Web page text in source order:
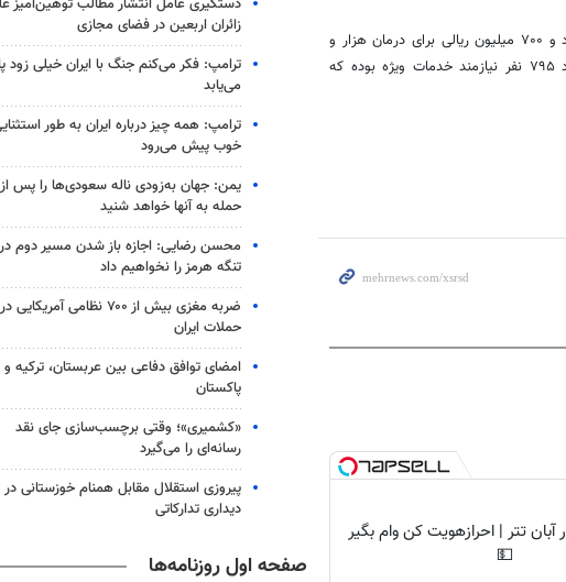
علی اصغر امیری قائم مقام کمیته امداد نیز از هزینه کرد بیش از پنج میلیارد و ۷۰۰ میلیون ریالی برای درمان هزار و
۴۷۵ بیمار صعب العلاج تحت حمایت خبر داد و گفت: از مجموع این تعداد ۷۹۵ نفر نیازمند خدمات ویژه بوده که
تتر | احرازهویت کن وام بگیر
💵
زائران اربعین در فضای مجازی
ترامپ: فکر می‌کنم جنگ با ایران خیلی زود
می‌یابد
ترامپ: همه چیز درباره ایران به طور
خوب پیش می‌رود
یمن: جهان به‌زودی ناله سعودی‌ها را پس از
حمله به آنها خواهد شنید
محسن رضایی: اجازه باز شدن مسیر دوم در
تنگه هرمز را نخواهیم داد
ضربه مغزی بیش از ۷۰۰ نظامی آمریکایی در
حملات ایران
امضای توافق دفاعی بین عربستان، ترکیه و
پاکستان
«کشمیری»؛ وقتی برچسب‌سازی جای نقد
رسانه‌ای را می‌گیرد
پیروزی استقلال مقابل همنام خوزستانی در
دیداری تدارکاتی
صفحه اول روزنامه‌ها